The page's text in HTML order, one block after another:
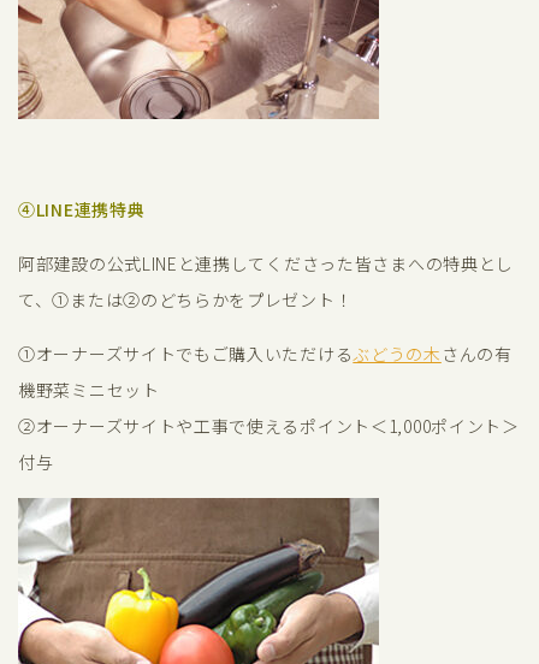
④LINE連携特典
阿部建設の公式LINEと連携してくださった皆さまへの特典とし
て、①または②のどちらかをプレゼント！
①オーナーズサイトでもご購入いただけるぶどうの木 さんの有
機野菜ミニセット
②オーナーズサイトや工事で使えるポイント＜1,000ポイント＞
付与